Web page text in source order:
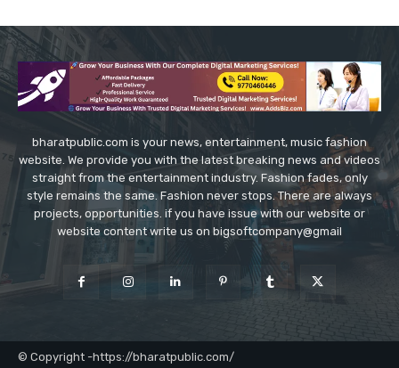
bharatpublic.com is your news, entertainment, music fashion
website. We provide you with the latest breaking news and videos
straight from the entertainment industry. Fashion fades, only
style remains the same. Fashion never stops. There are always
projects, opportunities. if you have issue with our website or
website content write us on bigsoftcompany@gmail
© Copyright -https://bharatpublic.com/